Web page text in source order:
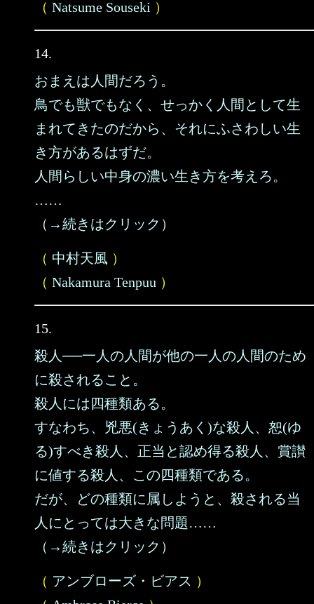
（ Natsume Souseki ）
14.
おまえは人間だろう。
鳥でも獣でもなく、せっかく人間として生
まれてきたのだから、それにふさわしい生
き方があるはずだ。
人間らしい中身の濃い生き方を考えろ。
……
（→続きはクリック）
（ 中村天風 ）
（ Nakamura Tenpuu ）
15.
殺人──一人の人間が他の一人の人間のため
に殺されること。
殺人には四種類ある。
すなわち、兇悪(きょうあく)な殺人、恕(ゆ
る)すべき殺人、正当と認め得る殺人、賞讃
に値する殺人、この四種類である。
だが、どの種類に属しようと、殺される当
人にとっては大きな問題……
（→続きはクリック）
（ アンブローズ・ビアス ）